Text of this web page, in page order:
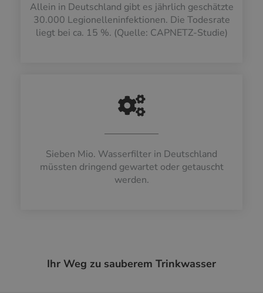
Allein in Deutschland gibt es jährlich geschätzte
30.000 Legionelleninfektionen. Die Todesrate
liegt bei ca. 15 %. (Quelle: CAPNETZ-Studie)
Sieben Mio. Wasserfilter in Deutschland
müssten dringend gewartet oder getauscht
werden.
Ihr Weg zu sauberem Trinkwasser